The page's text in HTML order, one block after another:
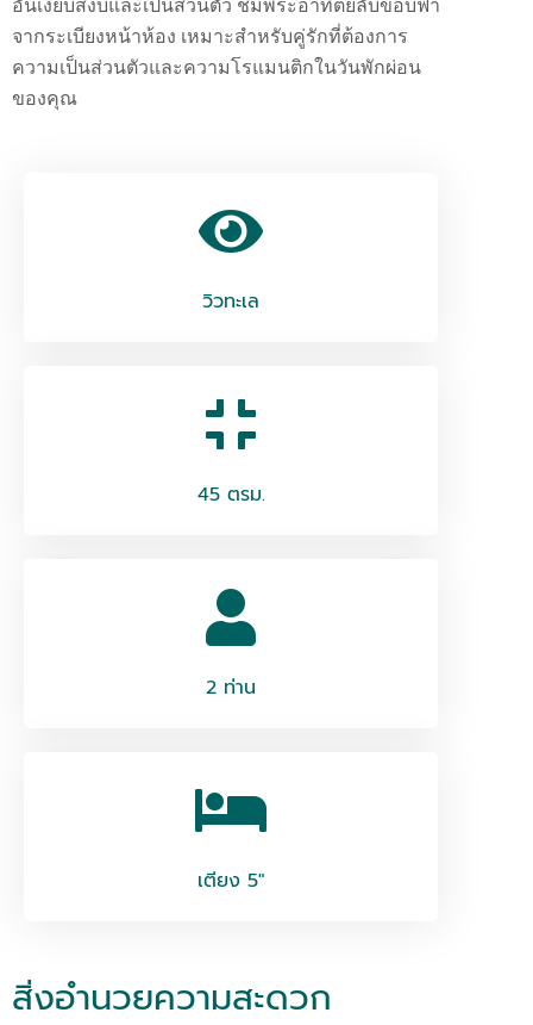
จากระเบียงหน้าห้อง เหมาะสำหรับคู่รักที่ต้องการ
ความเป็นส่วนตัวและความโรแมนติกในวันพักผ่อน
ของคุณ
วิวทะเล
45 ตรม.
2 ท่าน
เตียง 5"
สิ่งอำนวยความสะดวก